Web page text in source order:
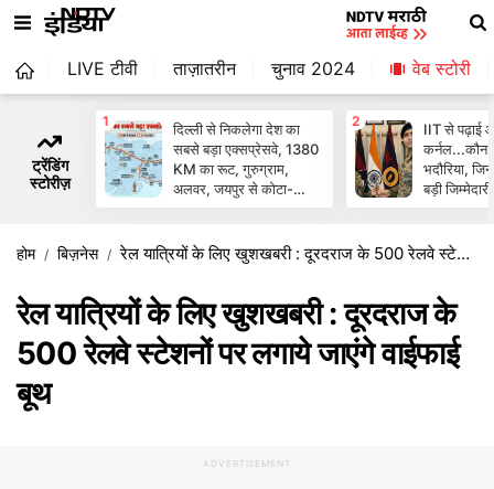
LIVE टीवी ताज़ातरीन चुनाव 2024 वेब स्‍टोरी
ट्रेंडिंग
स्टोरीज़
1
दिल्ली से निकलेगा देश का
सबसे बड़ा एक्सप्रेसवे, 1380
KM का रूट, गुरुग्राम,
अलवर, जयपुर से कोटा-
2
IIT से पढ़ाई
कर्नल...कौन
भदौरिया,
बड़ी जिम्मेदारी
होम बिज़नेस रेल यात्रियों के लिए खुशखबरी : दूरदराज के 500 रेलवे स्टेशनों पर लगाये जाएंगे वाईफाई बूथ
रेल यात्रियों के लिए खुशखबरी : दूरदराज के
500 रेलवे स्टेशनों पर लगाये जाएंगे वाईफाई
बूथ
ADVERTISEMENT